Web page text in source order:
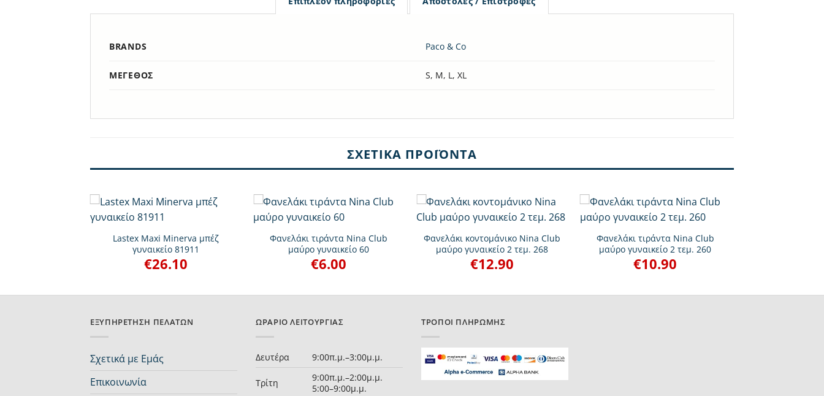
BRANDS Paco & Co
ΜΈΓΕΘΟΣ S, M, L, XL
ΣΧΕΤΙΚΆ ΠΡΟΪΌΝΤΑ
Lastex Maxi Minerva μπέζ
γυναικείο 81911
€26.10
+
Φανελάκι τιράντα Nina Club
μαύρο γυναικείο 60
€6.00
+
Φανελάκι κοντομάνικο Nina Club
μαύρο γυναικείο 2 τεμ. 268
€12.90
+
Φανελάκι τιράντα Nina Club
μαύρο γυναικείο 2 τεμ. 260
€10.90
ΕΞΥΠΗΡΈΤΗΣΗ ΠΕΛΑΤΏΝ
Σχετικά με Εμάς
Επικοινωνία
ΩΡΆΡΙΟ ΛΕΙΤΟΥΡΓΊΑΣ
Δευτέρα 9:00π.μ.–3:00μ.μ.
Τρίτη
9:00π.μ.–2:00μ.μ.
5:00–9:00μ.μ.
ΤΡΌΠΟΙ ΠΛΗΡΩΜΉΣ